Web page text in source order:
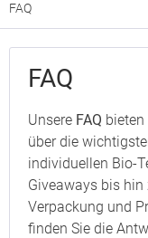
FAQ
FAQ
Unsere FAQ
über die
individuellen Bio-
Giveaways bis
Verpackung und
finden Sie die